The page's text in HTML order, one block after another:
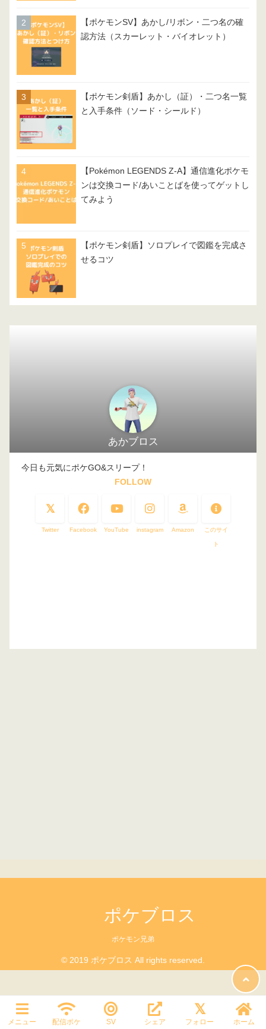
【ポケモンSV】あかし/リボン・二つ名の確
認方法（スカーレット・バイオレット）
【ポケモン剣盾】あかし（証）・二つ名一覧
と入手条件（ソード・シールド）
【Pokémon LEGENDS Z-A】通信進化ポケモ
ンは交換コード/あいことばを使ってゲットし
てみよう
【ポケモン剣盾】ソロプレイで図鑑を完成さ
せるコツ
あかブロス
今日も元気にポケGO&スリープ！
FOLLOW
Twitter Facebook YouTube instagram Amazon このサイ
ト
ポケブロス
ポケモン兄弟
© 2019 ポケブロス All rights reserved.
メニュー 配信ポケ SV シェア フォロー ホーム